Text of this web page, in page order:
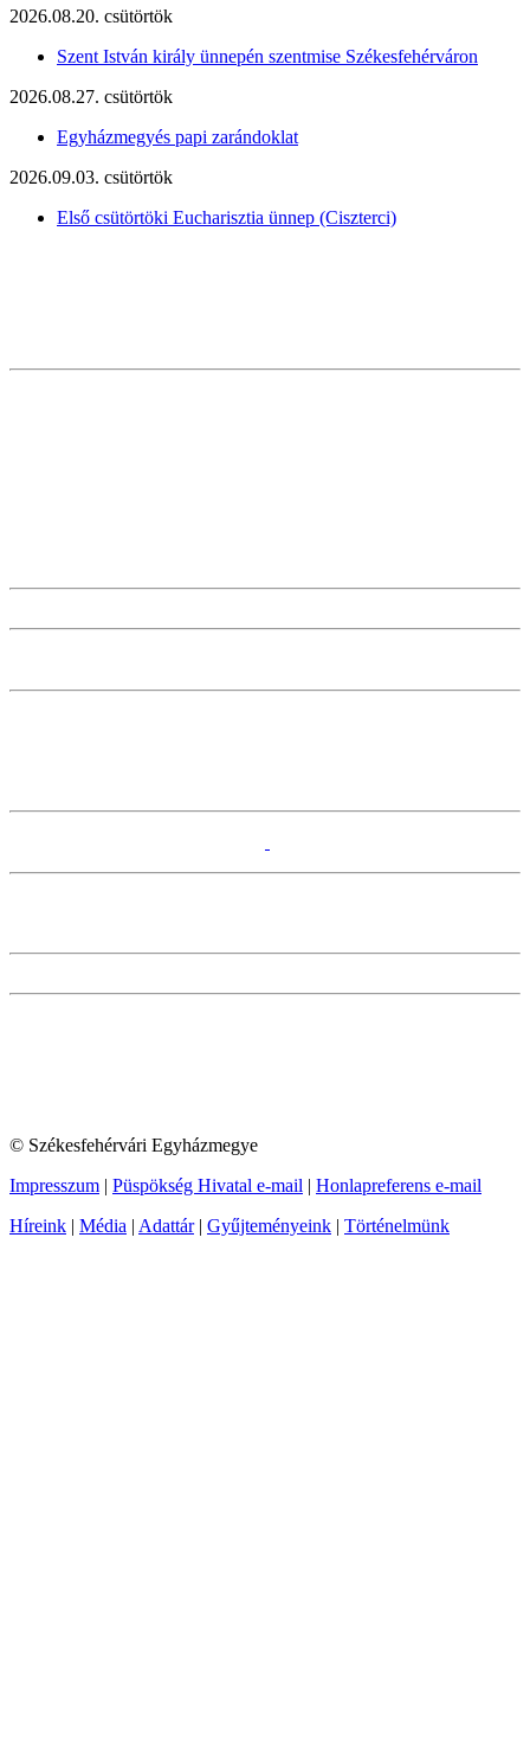
2026.08.20. csütörtök
Szent István király ünnepén szentmise Székesfehérváron
2026.08.27. csütörtök
Egyházmegyés papi zarándoklat
2026.09.03. csütörtök
Első csütörtöki Eucharisztia ünnep (Ciszterci)
© Székesfehérvári Egyházmegye
Impresszum | Püspökség Hivatal e-mail | Honlapreferens e-mail
Híreink | Média | Adattár| Gyűjteményeink | Történelmünk